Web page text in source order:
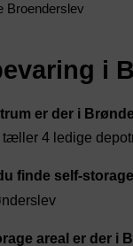
Broenderslev
i
er der i
4 ledige
finde self-
areal er der i